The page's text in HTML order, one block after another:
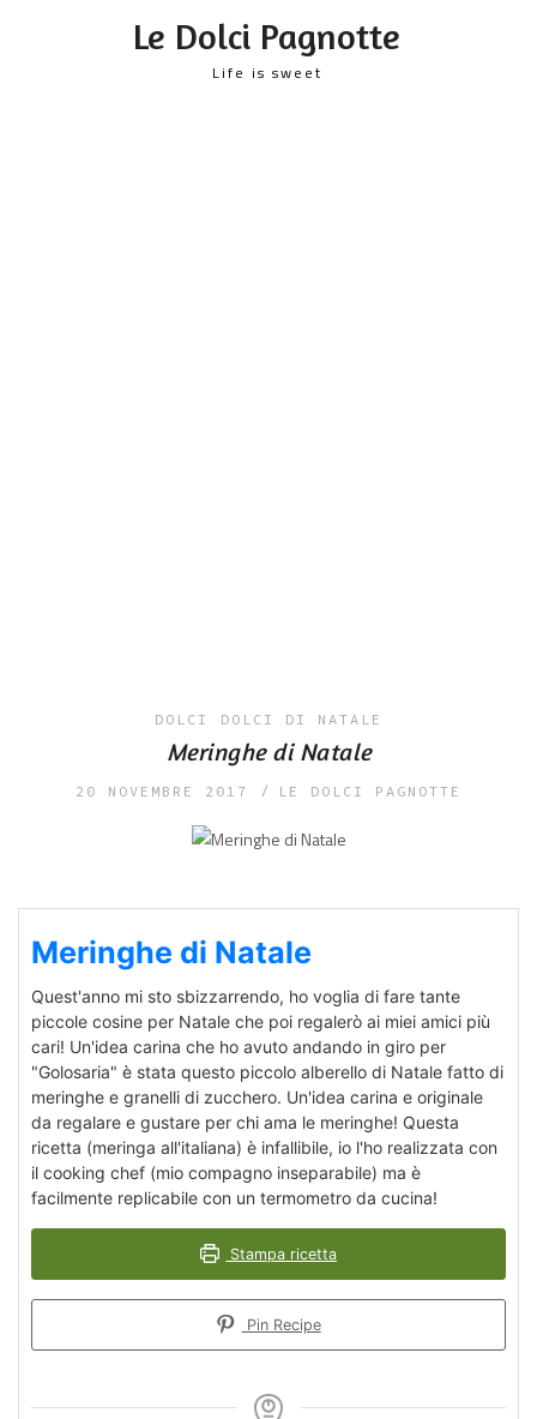
Le Dolci Pagnotte
Life is sweet
DOLCI DOLCI DI NATALE
Meringhe di Natale
20 NOVEMBRE 2017 LE DOLCI PAGNOTTE
Meringhe di Natale
Quest'anno mi sto sbizzarrendo, ho voglia di fare tante
piccole cosine per Natale che poi regalerò ai miei amici più
cari! Un'idea carina che ho avuto andando in giro per
"Golosaria" è stata questo piccolo alberello di Natale fatto di
meringhe e granelli di zucchero. Un'idea carina e originale
da regalare e gustare per chi ama le meringhe! Questa
ricetta (meringa all'italiana) è infallibile, io l'ho realizzata con
il cooking chef (mio compagno inseparabile) ma è
facilmente replicabile con un termometro da cucina!
Stampa ricetta
Pin Recipe